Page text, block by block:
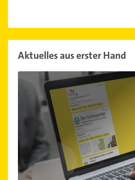
Aktuelles aus erster Hand